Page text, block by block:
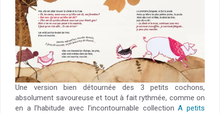
Une version bien détournée des 3 petits cochons,
absolument savoureuse et tout à fait rythmée, comme on
en a l’habitude avec l’incontournable collectionA petits